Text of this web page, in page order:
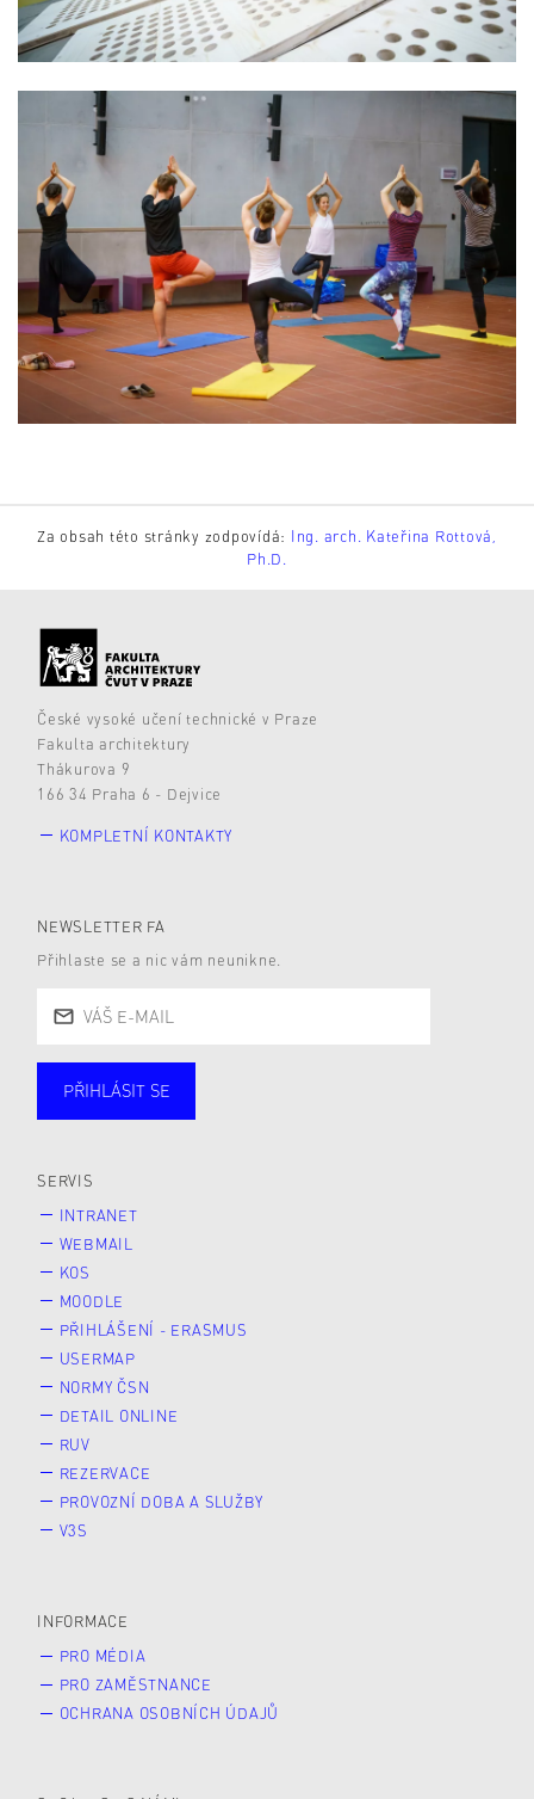
Za obsah této stránky zodpovídá: Ing. arch. Kateřina Rottová,
Ph.D.
České vysoké učení technické v Praze
Fakulta architektury
Thákurova 9
166 34 Praha 6 - Dejvice
KOMPLETNÍ KONTAKTY
NEWSLETTER FA
Přihlaste se a nic vám neunikne.
PŘIHLÁSIT SE
SERVIS
INTRANET
WEBMAIL
KOS
MOODLE
PŘIHLÁŠENÍ - ERASMUS
USERMAP
NORMY ČSN
DETAIL ONLINE
RUV
REZERVACE
PROVOZNÍ DOBA A SLUŽBY
V3S
INFORMACE
PRO MÉDIA
PRO ZAMĚSTNANCE
OCHRANA OSOBNÍCH ÚDAJŮ